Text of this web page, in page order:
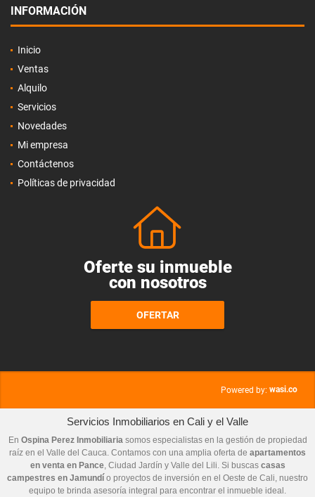
INFORMACIÓN
Inicio
Ventas
Alquilo
Servicios
Novedades
Mi empresa
Contáctenos
Políticas de privacidad
Oferte su inmueble
con nosotros
OFERTAR
Powered by: wasi.co
Servicios Inmobiliarios en Cali y el Valle
En Ospina Perez Inmobiliariasomos especialistas en la gestión de propiedad
raíz en el Valle del Cauca. Contamos con una amplia oferta de apartamentos
en venta en Pance, Ciudad Jardín y Valle del Lili. Si buscas casas
campestres en Jamundí o proyectos de inversión en el Oeste de Cali, nuestro
equipo te brinda asesoría integral para encontrar el inmueble ideal.